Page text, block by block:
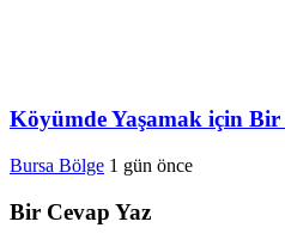
Köyümde Yaşamak için
Bursa Bölge 1 gün önce
Bir Cevap Yaz